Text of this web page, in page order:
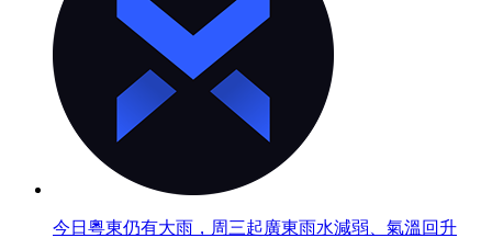
今日粵東仍有大雨，周三起廣東雨水減弱、氣溫回升